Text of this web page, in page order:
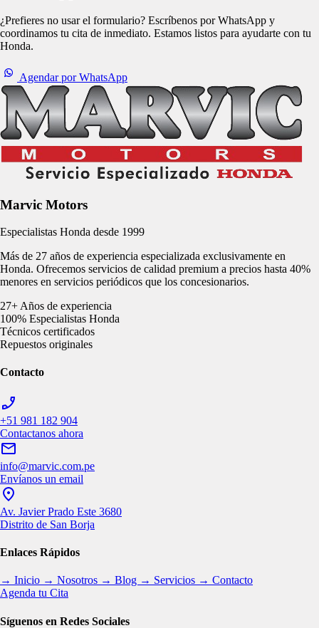
¿Prefieres no usar el formulario? Escríbenos por WhatsApp y
coordinamos tu cita de inmediato. Estamos listos para ayudarte con tu
Honda.
Agendar por WhatsApp
Marvic Motors
Especialistas Honda desde 1999
Más de 27 años de experiencia especializada exclusivamente en
Honda. Ofrecemos servicios de calidad premium a precios hasta 40%
menores en servicios periódicos que los concesionarios.
27+ Años de experiencia
100% Especialistas Honda
Técnicos certificados
Repuestos originales
Contacto
+51 981 182 904
Contactanos ahora
info@marvic.com.pe
Envíanos un email
Av. Javier Prado Este 3680
Distrito de San Borja
Enlaces Rápidos
→ Inicio → Nosotros → Blog → Servicios → Contacto
Agenda tu Cita
Síguenos en Redes Sociales